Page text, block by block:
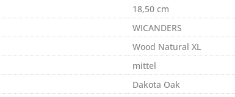
18,50 cm
WICANDERS
Wood Natural XL
mittel
Dakota Oak